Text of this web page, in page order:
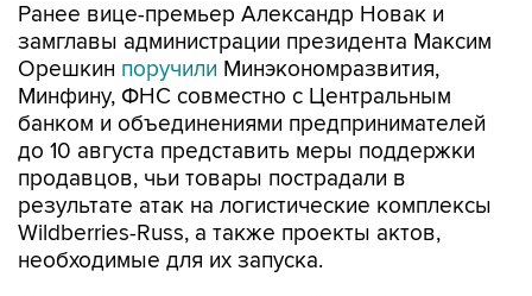
Ранее вице-премьер Александр Новак и
замглавы администрации президента Максим
Орешкин поручили Минэкономразвития,
Минфину, ФНС совместно с Центральным
банком и объединениями предпринимателей
до 10 августа представить меры поддержки
продавцов, чьи товары пострадали в
результате атак на логистические комплексы
Wildberries-Russ, а также проекты актов,
необходимые для их запуска.